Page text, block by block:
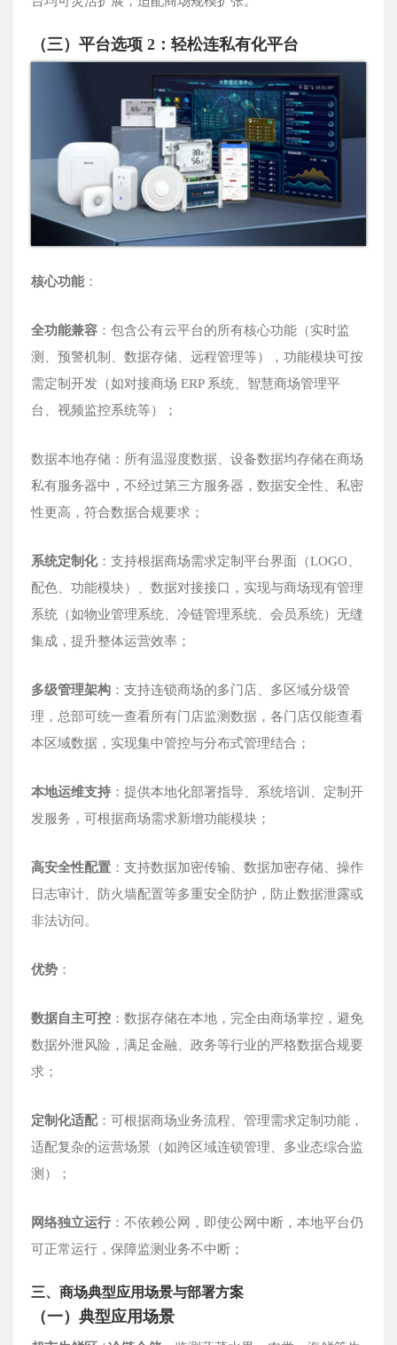
（三）平台选项 2：轻松连私有化平台
核心功能 ：
全功能兼容 ：包含公有云平台的所有核心功能（实时监
测、预警机制、数据存储、远程管理等），功能模块可按
需定制开发（如对接商场 ERP 系统、智慧商场管理平
台、视频监控系统等）；
数据本地存储：所有温湿度数据、设备数据均存储在商场
私有服务器中，不经过第三方服务器，数据安全性、私密
性更高，符合数据合规要求；
系统定制化：支持根据商场需求定制平台界面（LOGO、
配色、功能模块）、数据对接接口，实现与商场现有管理
系统（如物业管理系统、冷链管理系统、会员系统）无缝
集成，提升整体运营效率；
多级管理架构 ：支持连锁商场的多门店、多区域分级管
理，总部可统一查看所有门店监测数据，各门店仅能查看
本区域数据，实现集中管控与分布式管理结合；
本地运维支持 ：提供本地化部署指导、系统培训、定制开
发服务，可根据商场需求新增功能模块；
高安全性配置 ：支持数据加密传输、数据加密存储、操作
日志审计、防火墙配置等多重安全防护，防止数据泄露或
非法访问。
优势 ：
数据自主可控 ：数据存储在本地，完全由商场掌控，避免
数据外泄风险，满足金融、政务等行业的严格数据合规要
求；
定制化适配：可根据商场业务流程、管理需求定制功能，
适配复杂的运营场景（如跨区域连锁管理、多业态综合监
测）；
网络独立运行 ：不依赖公网，即使公网中断，本地平台仍
可正常运行，保障监测业务不中断；
三、商场典型应用场景与部署方案
（一）典型应用场景